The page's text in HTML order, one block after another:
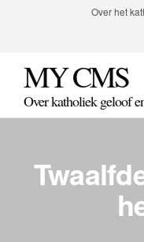
inhoud
Over het
MY CMS
Over katholiek geloof